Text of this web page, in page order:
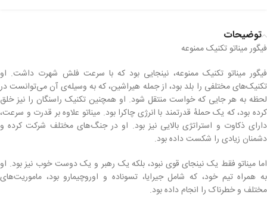
توضیحات
فیگور میناتو تکنیک ممنوعه
فیگور میناتو تکنیک ممنوعه، نینجایی بود که با سرعت فلش شهرت داشت. او
تکنیک‌های مختلفی را بلد بود، از جمله هیراشین، که به وسیله‌ی آن می‌توانست در
لحظه به هر جایی که خواست منتقل شود. او همچنین تکنیک راسنگان را نیز خلق
کرده بود، که یک حملهٔ قدرتمند با انرژی چاکرا بود. میناتو علاوه بر قدرت و سرعت،
دارای ذکاوت و استراتژی بالایی نیز بود. او در جنگ‌های مختلف شرکت کرده و
دشمنان زیادی را شکست داده بود.
اما میناتو فقط یک نینجای قوی نبود، بلکه یک رهبر و یک دوست خوب نیز بود. او
به همراه تیم خود، که شامل جیرایا، تسوناده و اوروچیمارو بود، ماموریت‌های
مختلف و خطرناک را انجام داده بود.